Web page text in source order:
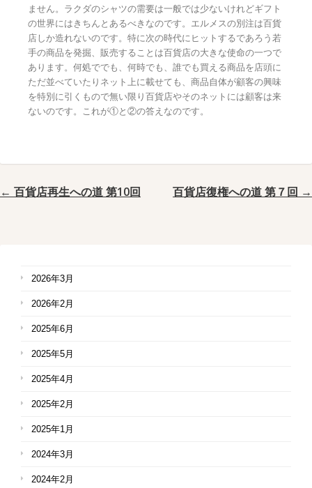
ません。ラクダのシャツの需要は一般では少ないけれどギフト
の世界にはきちんとあるべきなのです。エルメスの別注は百貨
店しか造れないのです。特に次の時代にヒットするであろう若
手の商品を発掘、販売することは百貨店の大きな使命の一つで
あります。何処ででも、何時でも、誰でも買える商品を店頭に
ただ並べていたりネット上に載せても、商品自体が顧客の興味
を特別に引くもので無い限り百貨店やそのネットには顧客は来
ないのです。これが①と②の答えなのです。
百貨店復権への道 第７回 →
← 百貨店再生への道 第10回
2026年3月
2026年2月
2025年6月
2025年5月
2025年4月
2025年2月
2025年1月
2024年3月
2024年2月